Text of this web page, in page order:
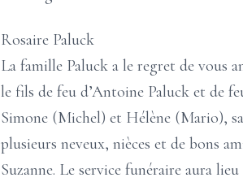
Rosaire Paluck
La famille Paluck a le regret de vous
le fils de feu d’Antoine Paluck et de
Simone (Michel) et Hélène (Mario),
plusieurs neveux, nièces et de bons
Suzanne. Le service funéraire aura